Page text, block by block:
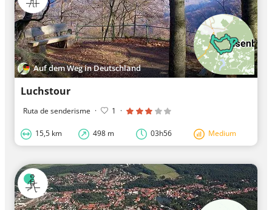
Auf dem Weg in Deutschland
Luchstour
Ruta de senderisme · 1 ·
15,5 km 498 m 03h56 Medium